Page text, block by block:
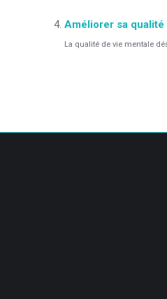
Améliorer sa
La qualité de vie mentale